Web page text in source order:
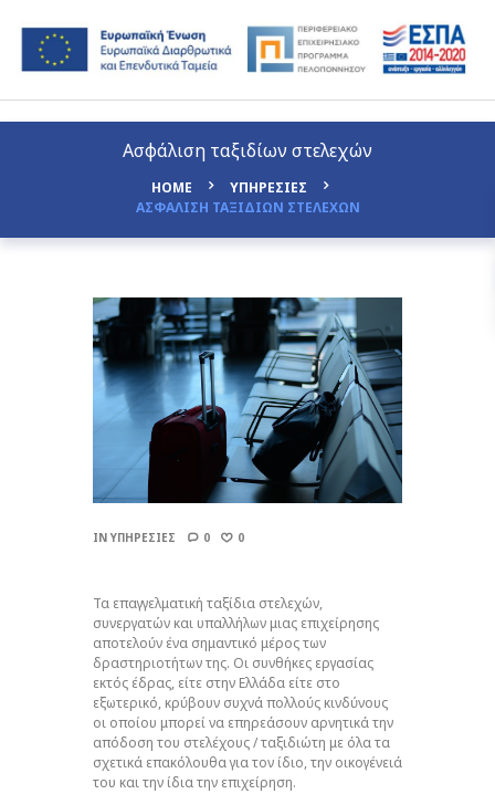
Ασφάλιση ταξιδίων στελεχών
HOME
ΥΠΗΡΕΣΙΕΣ
ΑΣΦΑΛΙΣΗ ΤΑΞΙΔΙΩΝ ΣΤΕΛΕΧΩΝ
IN ΥΠΗΡΕΣΙΕΣ 0 0
Τα επαγγελματική ταξίδια στελεχών,
συνεργατών και υπαλλήλων μιας επιχείρησης
αποτελούν ένα σημαντικό μέρος των
δραστηριοτήτων της. Οι συνθήκες εργασίας
εκτός έδρας, είτε στην Ελλάδα είτε στο
εξωτερικό, κρύβουν συχνά πολλούς κινδύνους
οι οποίου μπορεί να επηρεάσουν αρνητικά την
απόδοση του στελέχους / ταξιδιώτη με όλα τα
σχετικά επακόλουθα για τον ίδιο, την οικογένειά
του και την ίδια την επιχείρηση.